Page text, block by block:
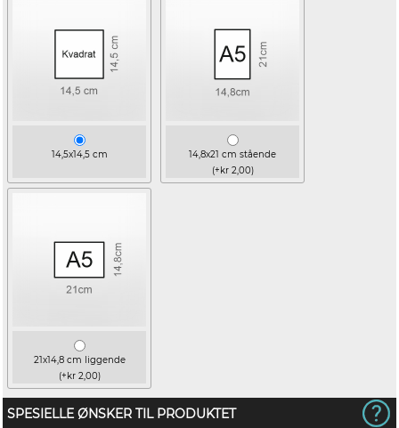
14,5x14,5 cm
14,8x21 cm stående
(+kr 2,00)
21x14,8 cm liggende
(+kr 2,00)
SPESIELLE ØNSKER TIL PRODUKTET